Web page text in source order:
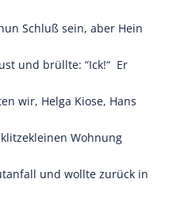
Schluß sein, aber Hein
und brüllte: “Ick!“ Er
wir, Helga Kiose, Hans
Wohnung
und wollte zurück in